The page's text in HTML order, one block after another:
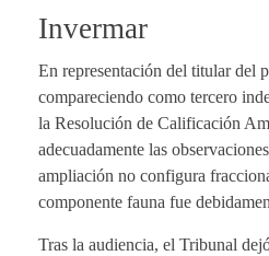
Invermar
En representación del titular del
compareciendo como tercero
la Resolución de Calificación
adecuadamente las
ampliación no configura
componente fauna fue
Tras la audiencia, el Tribunal